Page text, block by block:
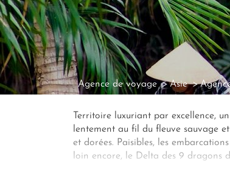
Agence de voyage Asie
Territoire luxuriant par excellence, un
lentement au fil du fleuve sauvage
et dorées. Paisibles, les
loin encore, le Delta des 9 dragons
s’explorent à bord d’un sampan.